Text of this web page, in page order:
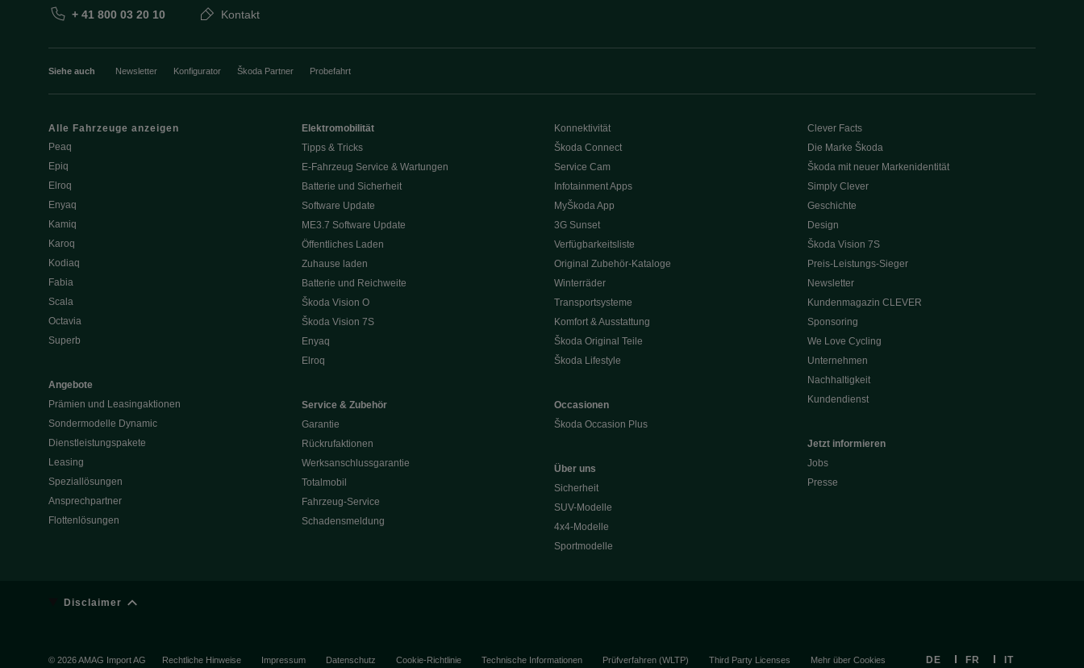
+ 41 800 03 20 10 Kontakt
Siehe auch Newsletter Konfigurator Škoda Partner Probefahrt
Alle Fahrzeuge anzeigen
Peaq
Epiq
Elroq
Enyaq
Kamiq
Karoq
Kodiaq
Fabia
Scala
Octavia
Superb
Angebote
Prämien und Leasingaktionen
Sondermodelle Dynamic
Dienstleistungspakete
Leasing
Speziallösungen
Ansprechpartner
Flottenlösungen
Elektromobilität
Tipps & Tricks
E-Fahrzeug Service & Wartungen
Batterie und Sicherheit
Software Update
ME3.7 Software Update
Öffentliches Laden
Zuhause laden
Batterie und Reichweite
Škoda Vision O
Škoda Vision 7S
Enyaq
Elroq
Service & Zubehör
Garantie
Rückrufaktionen
Werksanschlussgarantie
Totalmobil
Fahrzeug-Service
Schadensmeldung
Konnektivität
Škoda Connect
Service Cam
Infotainment Apps
MyŠkoda App
3G Sunset
Verfügbarkeitsliste
Original Zubehör-Kataloge
Winterräder
Transportsysteme
Komfort & Ausstattung
Škoda Original Teile
Škoda Lifestyle
Occasionen
Škoda Occasion Plus
Über uns
Sicherheit
SUV-Modelle
4x4-Modelle
Sportmodelle
Clever Facts
Die Marke Škoda
Škoda mit neuer Markenidentität
Simply Clever
Geschichte
Design
Škoda Vision 7S
Preis-Leistungs-Sieger
Newsletter
Kundenmagazin CLEVER
Sponsoring
We Love Cycling
Unternehmen
Nachhaltigkeit
Kundendienst
Jetzt informieren
Jobs
Presse
Disclaimer
© 2026 AMAG Import AG Rechtliche Hinweise Impressum Datenschutz Cookie-Richtlinie Technische Informationen Prüfverfahren (WLTP) Third Party Licenses Mehr über Cookies DE FR IT